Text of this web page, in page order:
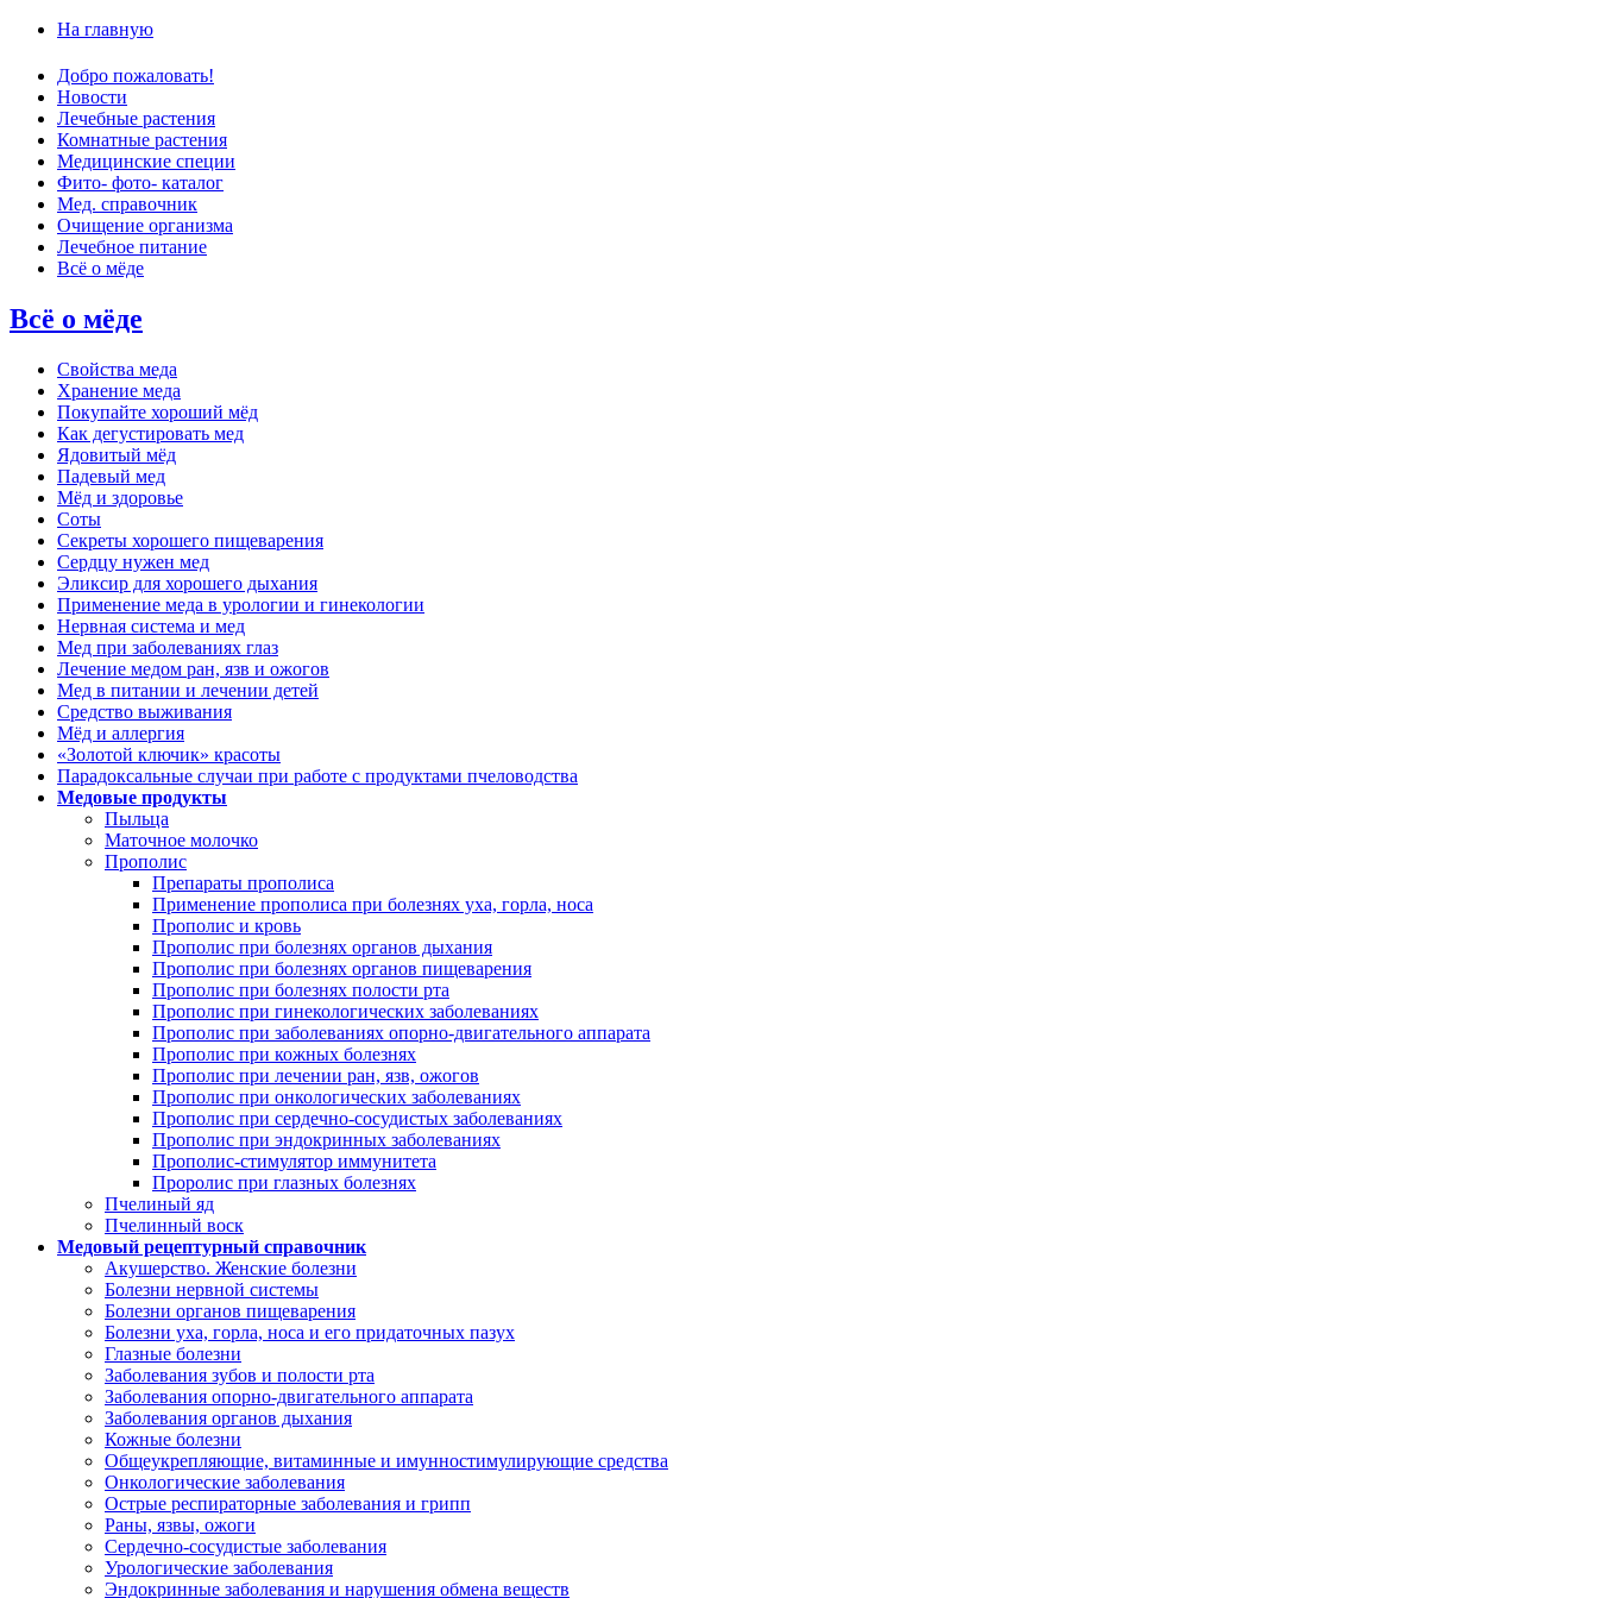
На главную
Добро пожаловать!
Новости
Лечебные растения
Комнатные растения
Медицинские специи
Фито- фото- каталог
Мед. справочник
Очищение организма
Лечебное питание
Всё о мёде
Всё о мёде
Cвойства меда
Хранение меда
Покупайте хороший мёд
Как дегустировать мед
Ядовитый мёд
Падевый мед
Мёд и здоровье
Соты
Секреты хорошего пищеварения
Сердцу нужен мед
Эликсир для хорошего дыхания
Применение меда в урологии и гинекологии
Нервная система и мед
Мед при заболеваниях глаз
Лечение медом ран, язв и ожогов
Мед в питании и лечении детей
Средство выживания
Мёд и аллергия
«Золотой ключик» красоты
Парадоксальные случаи при работе с продуктами пчеловодства
Медовые продукты
Пыльца
Маточное молочко
Прополис
Препараты прополиса
Применение прополиса при болезнях уха, горла, носа
Прополис и кровь
Прополис при болезнях органов дыхания
Прополис при болезнях органов пищеварения
Прополис при болезнях полости рта
Прополис при гинекологических заболеваниях
Прополис при заболеваниях опорно-двигательного аппарата
Прополис при кожных болезнях
Прополис при лечении ран, язв, ожогов
Прополис при онкологических заболеваниях
Прополис при сердечно-сосудистых заболеваниях
Прополис при эндокринных заболеваниях
Прополис-стимулятор иммунитета
Проролис при глазных болезнях
Пчелиный яд
Пчелинный воск
Медовый рецептурный справочник
Акушерство. Женские болезни
Болезни нервной системы
Болезни органов пищеварения
Болезни уха, горла, носа и его придаточных пазух
Глазные болезни
Заболевания зубов и полости рта
Заболевания опорно-двигательного аппарата
Заболевания органов дыхания
Кожные болезни
Общеукрепляющие, витаминные и имунностимулирующие средства
Онкологические заболевания
Острые респираторные заболевания и грипп
Раны, язвы, ожоги
Сердечно-сосудистые заболевания
Урологические заболевания
Эндокринные заболевания и нарушения обмена веществ